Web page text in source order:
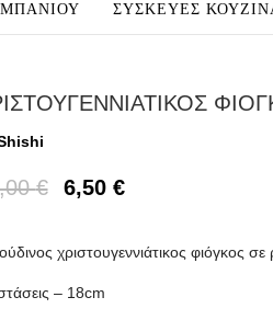
ΣΥΣΚΕΥΕΣ
€ 6,50 €
χριστουγεννιάτικος φιόγκος
– 18cm